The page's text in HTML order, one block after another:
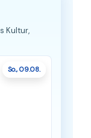
Kultur,
So., 09.08.